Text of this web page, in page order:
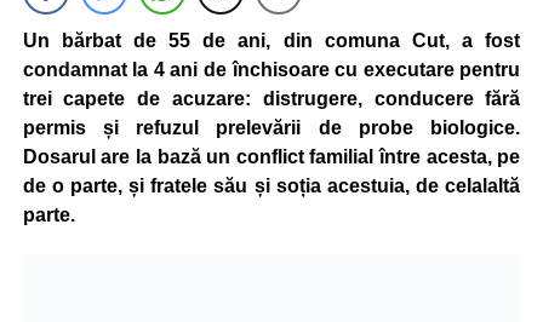
Un bărbat de 55 de ani, din comuna Cut, a fost
condamnat la 4 ani de închisoare cu executare pentru
trei capete de acuzare: distrugere, conducere fără
permis și refuzul prelevării de probe biologice.
Dosarul are la bază un conflict familial între acesta, pe
de o parte, și fratele său și soția acestuia, de celalaltă
parte.